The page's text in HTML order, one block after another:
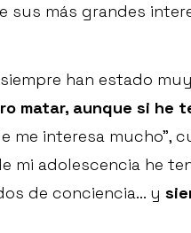
más grandes
han estado
matar, aunque si he
me interesa mucho”,
mi adolescencia he
de conciencia... y